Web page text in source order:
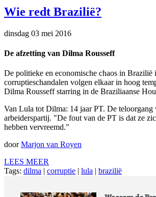
Wie redt Brazilië?
dinsdag 03 mei 2016
De afzetting van Dilma Rousseff
De politieke en economische chaos in Brazilië
corruptieschandalen volgen elkaar in hoog
Dilma Rousseff starring in de Braziliaanse
Van Lula tot Dilma: 14 jaar PT. De teloorgang
arbeiderspartij. "De fout van de PT is dat ze
hebben vervreemd."
doorMarjon van Royen
LEES MEER
Tags: dilma | corruptie | lula | brazilië